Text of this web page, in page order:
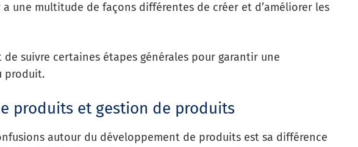
une multitude de façons différentes de créer et d’améliorer les
suivre certaines étapes générales pour garantir une
produit.
produits et gestion de produits
autour du développement de produits est sa différence